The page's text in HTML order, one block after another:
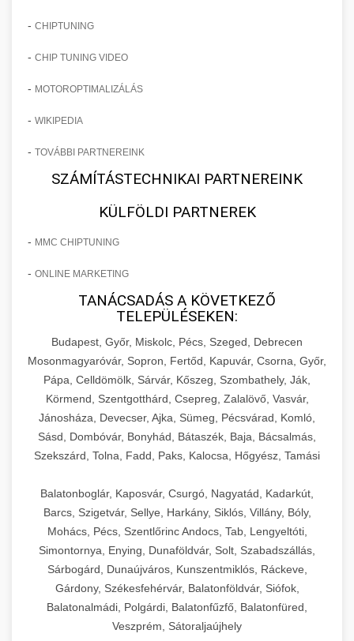
- CHIPTUNING
- CHIP TUNING VIDEO
- MOTOROPTIMALIZÁLÁS
- WIKIPEDIA
- TOVÁBBI PARTNEREINK
SZÁMÍTÁSTECHNIKAI PARTNEREINK
KÜLFÖLDI PARTNEREK
- MMC CHIPTUNING
- ONLINE MARKETING
TANÁCSADÁS A KÖVETKEZŐ
TELEPÜLÉSEKEN:
Budapest, Győr, Miskolc, Pécs, Szeged, Debrecen
Mosonmagyaróvár, Sopron, Fertőd, Kapuvár, Csorna, Győr,
Pápa, Celldömölk, Sárvár, Kőszeg, Szombathely, Ják,
Körmend, Szentgotthárd, Csepreg, Zalalövő, Vasvár,
Jánosháza, Devecser, Ajka, Sümeg, Pécsvárad, Komló,
Sásd, Dombóvár, Bonyhád, Bátaszék, Baja, Bácsalmás,
Szekszárd, Tolna, Fadd, Paks, Kalocsa, Hőgyész, Tamási
Balatonboglár, Kaposvár, Csurgó, Nagyatád, Kadarkút,
Barcs, Szigetvár, Sellye, Harkány, Siklós, Villány, Bóly,
Mohács, Pécs, Szentlőrinc Andocs, Tab, Lengyeltóti,
Simontornya, Enying, Dunaföldvár, Solt, Szabadszállás,
Sárbogárd, Dunaújváros, Kunszentmiklós, Ráckeve,
Gárdony, Székesfehérvár, Balatonföldvár, Siófok,
Balatonalmádi, Polgárdi, Balatonfűzfő, Balatonfüred,
Veszprém, Sátoraljaújhely